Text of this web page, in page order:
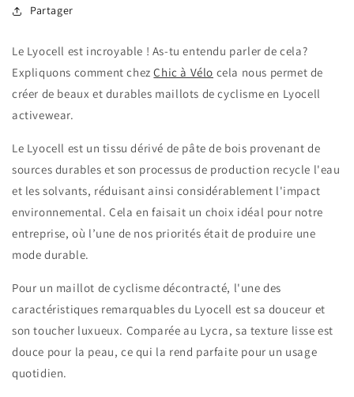
Partager
Le Lyocell est incroyable ! As-tu entendu parler de cela?
Expliquons comment chezChic à Vélo cela nous permet de
créer de beaux et durables maillots de cyclisme en Lyocell
activewear.
Le Lyocell est un tissu dérivé de pâte de bois provenant de
sources durables et son processus de production recycle l'eau
et les solvants, réduisant ainsi considérablement l'impact
environnemental. Cela en faisait un choix idéal pour notre
entreprise, où l’une de nos priorités était de produire une
mode durable.
Pour un maillot de cyclisme décontracté, l'une des
caractéristiques remarquables du Lyocell est sa douceur et
son toucher luxueux. Comparée au Lycra, sa texture lisse est
douce pour la peau, ce qui la rend parfaite pour un usage
quotidien.